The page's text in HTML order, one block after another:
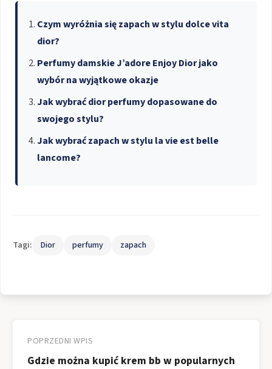
Czym wyróżnia się zapach w stylu dolce vita
dior?
Perfumy damskie J’adore Enjoy Dior jako
wybór na wyjątkowe okazje
Jak wybrać dior perfumy dopasowane do
swojego stylu?
Jak wybrać zapach w stylu la vie est belle
lancome?
Tagi: Dior perfumy zapach
wpisu
POPRZEDNI WPIS
Gdzie można kupić krem bb w popularnych